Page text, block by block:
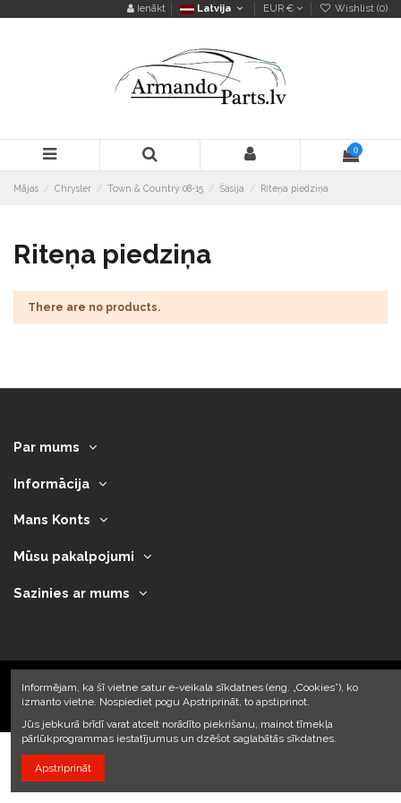
Ienākt Latvija EUR € Wishlist (0)
0
Mājas Chrysler Town & Country 08-15 Šasija Riteņa piedziņa
Riteņa piedziņa
There are no products.
Par mums
Informācija
Mans Konts
Mūsu pakalpojumi
Sazinies ar mums
2023 © Armando Auto SIA
Informējam, ka šī vietne satur e-veikala sīkdatnes (eng. „Cookies”), ko
izmanto vietne. Nospiediet pogu Apstriprināt, to apstiprinot.
Jūs jebkurā brīdī varat atcelt norādīto piekrišanu, mainot tīmekļa
pārlūkprogrammas iestatījumus un dzēšot saglabātās sīkdatnes.
Apstriprināt